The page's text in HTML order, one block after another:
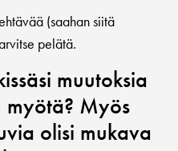
(saahan siitä
pelätä.
muutoksia
Myös
olisi mukava